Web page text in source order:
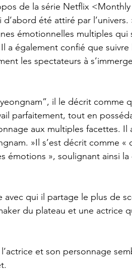
de la série Netflix
d’abord été attiré par
émotionnelles multiples
a également confié que
les spectateurs à
il le décrit comme
parfaitement, tout en
aux multiples facettes. Il
»Il s’est décrit comme «
émotions », soulignant ainsi
qui il partage le plus de
du plateau et une actrice
et son personnage